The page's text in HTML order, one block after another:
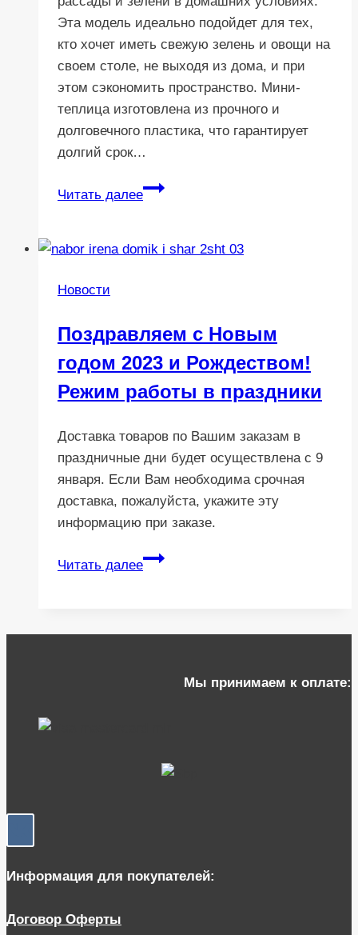
Эта модель идеально подойдет для тех,
кто хочет иметь свежую зелень и овощи на
своем столе, не выходя из дома, и при
этом сэкономить пространство. Мини-
теплица изготовлена из прочного и
долговечного пластика, что гарантирует
долгий срок…
Читать далее
Распродажа
мини-
Новости
Поздравляем с Новым
годом 2023 и Рождеством!
Режим работы в праздники
Доставка товаров по Вашим заказам в
праздничные дни будет осуществлена с 9
января. Если Вам необходима срочная
доставка, пожалуйста, укажите эту
информацию при заказе.
Читать далее
Поздравляем
Рождеством!
праздники
Мы принимаем к оплате:
Информация для покупателей:
Договор Оферты